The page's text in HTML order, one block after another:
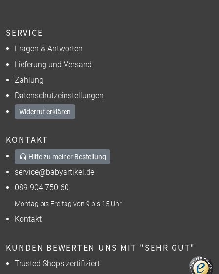
SERVICE
Fragen & Antworten
Lieferung und Versand
Zahlung
Datenschutzeinstellungen
Widerruf erklären
KONTAKT
Hilfe zu meiner Bestellung
service@babyartikel.de
089 904 750 60
Montag bis Freitag von 9 bis 15 Uhr
Kontakt
KUNDEN BEWERTEN UNS MIT "SEHR GUT"
Trusted Shops zertifiziert